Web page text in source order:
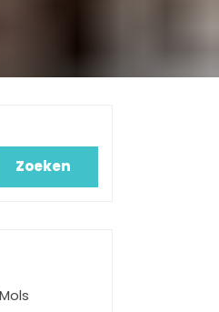
Zoeken